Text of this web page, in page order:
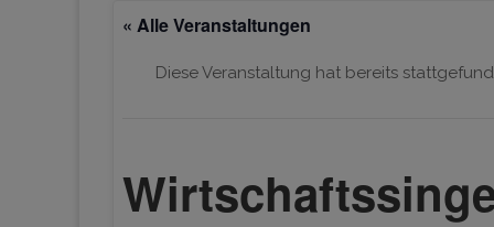
« Alle Veranstaltungen
Diese Veranstaltung hat bereits